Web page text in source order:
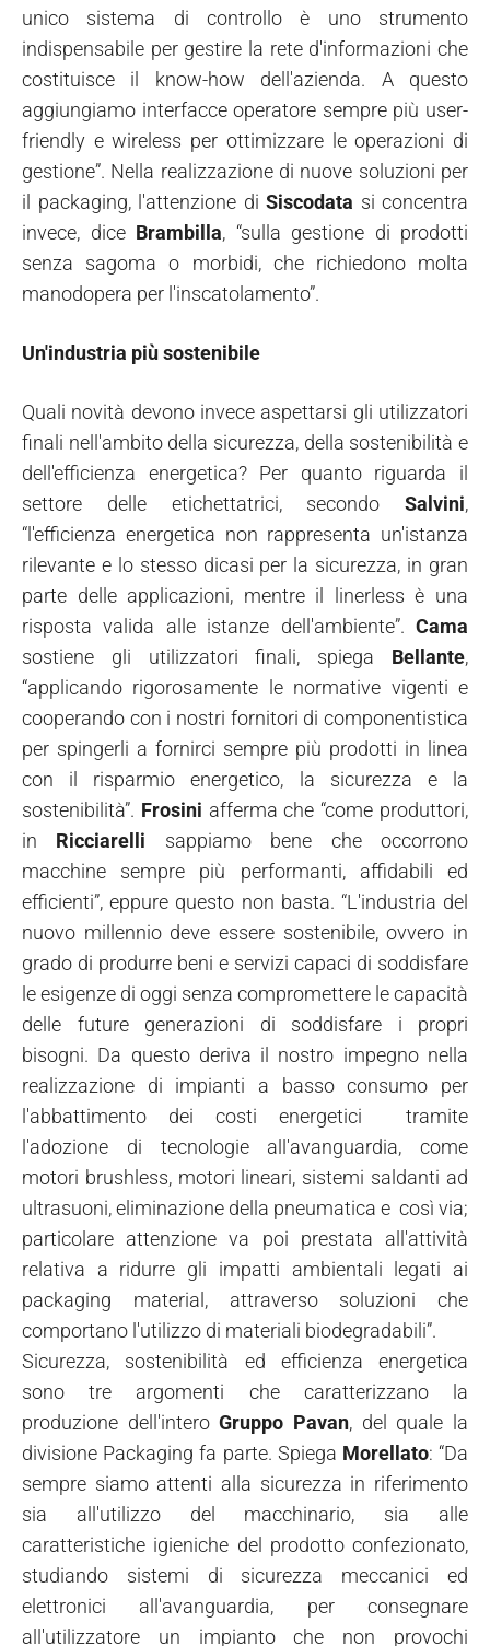
unico sistema di controllo è uno strumento
indispensabile per gestire la rete d'informazioni che
costituisce il know-how dell'azienda. A questo
aggiungiamo interfacce operatore sempre più user-
friendly e wireless per ottimizzare le operazioni di
gestione”. Nella realizzazione di nuove soluzioni per
il packaging, l'attenzione di Siscodata si concentra
invece, dice Brambilla, “sulla gestione di prodotti
senza sagoma o morbidi, che richiedono molta
manodopera per l'inscatolamento”.
Un'industria più sostenibile
Quali novità devono invece aspettarsi gli utilizzatori
finali nell'ambito della sicurezza, della sostenibilità e
dell'efficienza energetica? Per quanto riguarda il
settore delle etichettatrici, secondo Salvini,
“l'efficienza energetica non rappresenta un'istanza
rilevante e lo stesso dicasi per la sicurezza, in gran
parte delle applicazioni, mentre il linerless è una
risposta valida alle istanze dell'ambiente”. Cama
sostiene gli utilizzatori finali, spiega Bellante,
“applicando rigorosamente le normative vigenti e
cooperando con i nostri fornitori di componentistica
per spingerli a fornirci sempre più prodotti in linea
con il risparmio energetico, la sicurezza e la
sostenibilità”. Frosini afferma che “come produttori,
in Ricciarelli sappiamo bene che occorrono
macchine sempre più performanti, affidabili ed
efficienti”, eppure questo non basta. “L'industria del
nuovo millennio deve essere sostenibile, ovvero in
grado di produrre beni e servizi capaci di soddisfare
le esigenze di oggi senza compromettere le capacità
delle future generazioni di soddisfare i propri
bisogni. Da questo deriva il nostro impegno nella
realizzazione di impianti a basso consumo per
l'abbattimento dei costi energetici tramite
l'adozione di tecnologie all'avanguardia, come
motori brushless, motori lineari, sistemi saldanti ad
ultrasuoni, eliminazione della pneumatica e così via;
particolare attenzione va poi prestata all'attività
relativa a ridurre gli impatti ambientali legati ai
packaging material, attraverso soluzioni che
comportano l'utilizzo di materiali biodegradabili”.
Sicurezza, sostenibilità ed efficienza energetica
sono tre argomenti che caratterizzano la
produzione dell'interoGruppo Pavan, del quale la
divisione Packaging fa parte. Spiega Morellato: “Da
sempre siamo attenti alla sicurezza in riferimento
sia all'utilizzo del macchinario, sia alle
caratteristiche igieniche del prodotto confezionato,
studiando sistemi di sicurezza meccanici ed
elettronici all'avanguardia, per consegnare
all'utilizzatore un impianto che non provochi